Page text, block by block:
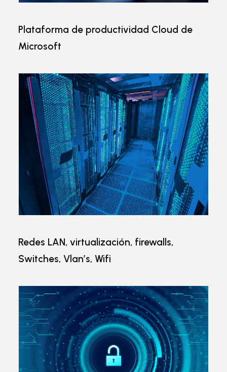
Plataforma de productividad Cloud de
Microsoft
Redes LAN, virtualización, firewalls,
Switches, Vlan’s, Wifi